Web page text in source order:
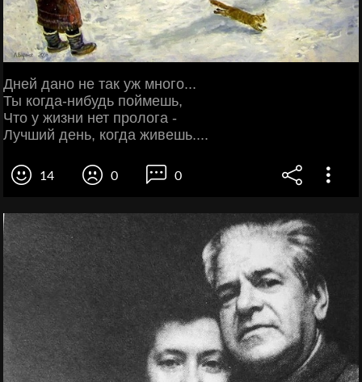
Дней дано не так уж много...
Ты когда-нибудь поймешь,
Что у жизни нет пролога -
Лучший день, когда живешь....
14 0 0